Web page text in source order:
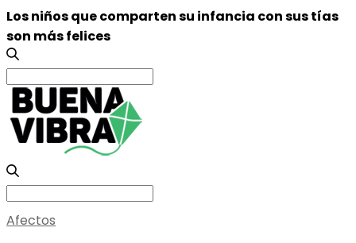
Los niños que comparten su infancia con sus tías
son más felices
Search
for:
Search
for:
Afectos